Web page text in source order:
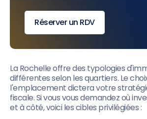
Réserver un RDV
La Rochelle offre des typologies
différentes selon les quartiers. Le
l'emplacement dictera votre
fiscale. Si vous vous demandez où
et à côté, voici les cibles privilégiées :